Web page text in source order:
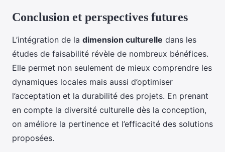
Conclusion et perspectives futures
L’intégration de la dimension culturelle dans les
études de faisabilité révèle de nombreux bénéfices.
Elle permet non seulement de mieux comprendre les
dynamiques locales mais aussi d’optimiser
l’acceptation et la durabilité des projets. En prenant
en compte la diversité culturelle dès la conception,
on améliore la pertinence et l’efficacité des solutions
proposées.